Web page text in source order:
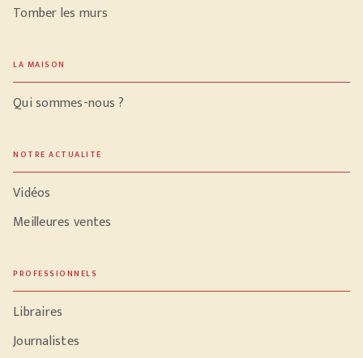
Tomber les murs
LA MAISON
Qui sommes-nous ?
NOTRE ACTUALITÉ
Vidéos
Meilleures ventes
PROFESSIONNELS
Libraires
Journalistes